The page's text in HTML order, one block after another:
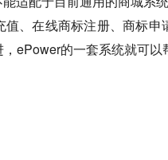
、在线商标注册、商标申
的一套系统就可以